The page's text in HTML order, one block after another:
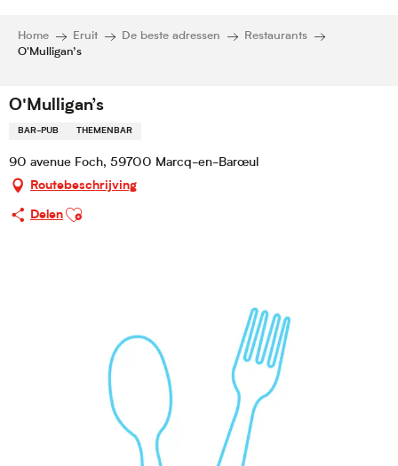
Home Eruit De beste adressen
Restaurants
O'Mulligan’s
O'Mulligan’s
BAR-PUB THEMENBAR
90 avenue Foch, 59700 Marcq-en-Barœul
Routebeschrijving
Delen
Ajouter aux favoris